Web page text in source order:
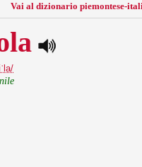
Vai al dizionario piemontese-